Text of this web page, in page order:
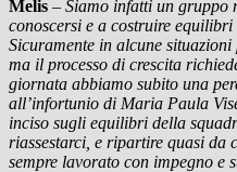
Melis – Siamo infatti un gruppo
conoscersi e a costruire
Sicuramente in alcune
ma il processo di crescita
giornata abbiamo subito una
all’infortunio di Maria Paula
inciso sugli equilibri della
riassestarci, e ripartire quasi da
sempre lavorato con impegno e